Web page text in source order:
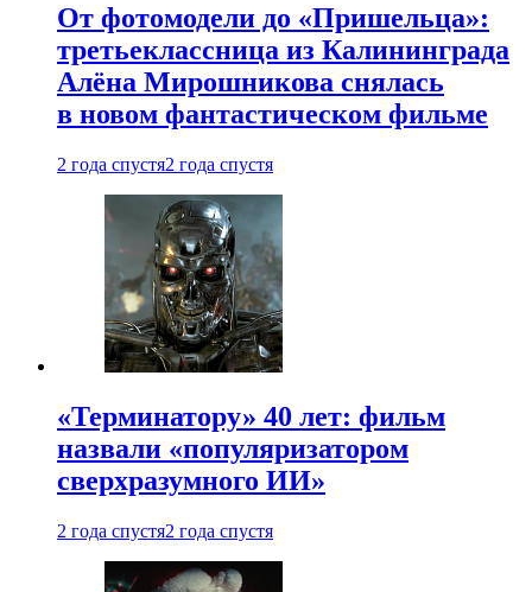
От фотомодели до «Пришельца»:
третьеклассница из Калининграда
Алёна Мирошникова снялась
в новом фантастическом фильме
2 года спустя2 года спустя
«Терминатору» 40 лет: фильм
назвали «популяризатором
сверхразумного ИИ»
2 года спустя2 года спустя